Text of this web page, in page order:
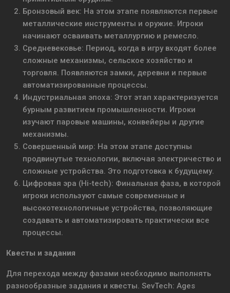
Бронзовый век: На этом этапе появляются первые
металлические инструменты и оружие. Игроки
начинают осваивать металлургию и ремесло.
Средневековье: Период, когда в игру входят более
сложные механизмы, сельское хозяйство и
торговля. Появляются замки, деревни и первые
автоматизированные процессы.
Индустриальная эпоха: Этот этап характеризуется
бурным развитием промышленности. Игроки
изучают паровые машины, конвейеры и другие
механизмы.
Совершенный мир: На этом этапе доступны
продвинутые технологии, включая электричество и
сложные устройства. Это подготовка к будущему.
Цифровая эра (Hi-tech): Финальная фаза, в которой
игроки используют самые современные и
высокотехнологичные устройства, позволяющие
создавать и автоматизировать практически все
процессы.
Квесты и задания
Для перехода между фазами необходимо выполнять
разнообразные задания и квесты. SevTech: Ages